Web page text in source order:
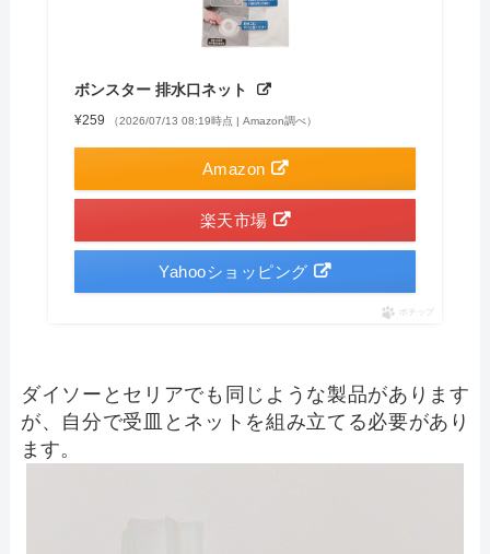
ボンスター 排水口ネット
¥259 （2026/07/13 08:19時点 | Amazon調べ）
Amazon
楽天市場
Yahooショッピング
ポチップ
ダイソーとセリアでも同じような製品があります
が、自分で受皿とネットを組み立てる必要があり
ます。